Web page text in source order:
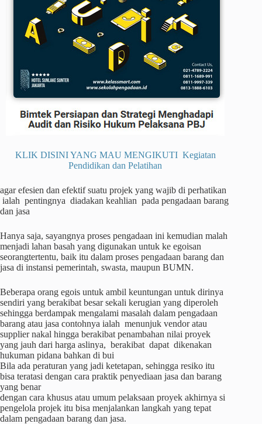
KLIK DISINI YANG MAU MENGIKUTI Kegiatan
Pendidikan dan Pelatihan
agar efesien dan efektif suatu projek yang wajib di perhatikan
ialah pentingnya diadakan keahlian pada pengadaan barang
dan jasa
Hanya saja, sayangnya proses pengadaan ini kemudian malah
menjadi lahan basah yang digunakan untuk ke egoisan
seorangtertentu, baik itu dalam proses pengadaan barang dan
jasa di instansi pemerintah, swasta, maupun BUMN.
Beberapa orang egois untuk ambil keuntungan untuk dirinya
sendiri yang berakibat besar sekali kerugian yang diperoleh
sehingga berdampak mengalami masalah dalam pengadaan
barang atau jasa contohnya ialah menunjuk vendor atau
supplier nakal hingga berakibat penambahan nilai proyek
yang jauh dari harga aslinya, berakibat dapat dikenakan
hukuman pidana bahkan di bui
Bila ada peraturan yang jadi ketetapan, sehingga resiko itu
bisa teratasi dengan cara praktik penyediaan jasa dan barang
yang benar
dengan cara khusus atau umum pelaksaan proyek akhirnya si
pengelola projek itu bisa menjalankan langkah yang tepat
dalam pengadaan barang dan jasa.